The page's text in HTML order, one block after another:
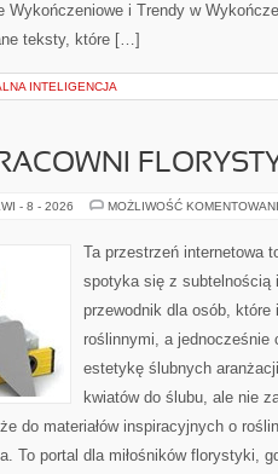
i Trendy w
teksty, które […]
INTELIGENCJA
- 8 - 2026 MOŻLIWOŚĆ
Ta przestrzeń internetowa
spotyka się z subtelnością
przewodnik dla osób,
roślinnymi, a jednocześnie
estetykę ślubnych
kwiatów do ślubu, ale nie
do materiałów inspiracyjnych o
To portal dla miłośników florystyki,